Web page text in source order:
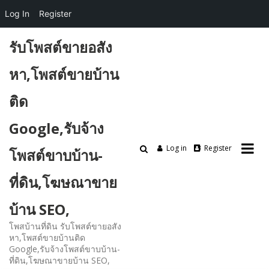
content
รับโพสต์ขายอสัง
หา,โพสต์ขายบ้าน
ติด
Google,รับจ้าง
โพสต์ขาบบ้าน-
ที่ดิน,โฆษณาขาย
บ้าน SEO,
โพสบ้านที่ดิน รับโพสต์ขายอสัง
หา,โพสต์ขายบ้านติด
Google,รับจ้างโพสต์ขาบบ้าน-
ที่ดิน,โฆษณาขายบ้าน SEO,
Log in Register
Log In Register